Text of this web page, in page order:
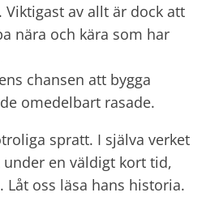
av allt är dock att
nära och kära som har
chansen att bygga
omedelbart rasade.
spratt. I själva verket
en väldigt kort tid,
. Låt oss läsa hans historia.